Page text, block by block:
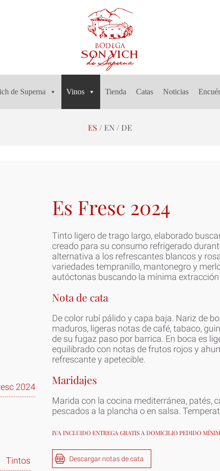
de Superna Vinos Tienda Catas Noticias
ES EN DE
2024
Tintos
Es Fresc 2024
Tinto ligero de trago largo, elaborado
creado para su consumo refrigerado
alternativa a los refrescantes blancos y
variedades tempranillo, mantonegro y
autóctonas buscando la mínima
Nota de cata
De color rubí pálido y capa baja. Nariz de
maduros, ligeras notas de café, tabaco,
de su fugaz paso por barrica. En boca es
equilibrado con notas de frutos rojos y
refrescante y apetecible.
Maridajes
Marida con la cocina mediterránea, patés,
pescados a la plancha o en salsa.
IVA INCLUIDO ENTREGA GRATIS A DOMICILIO PEDIDO
Descargar notas de cata